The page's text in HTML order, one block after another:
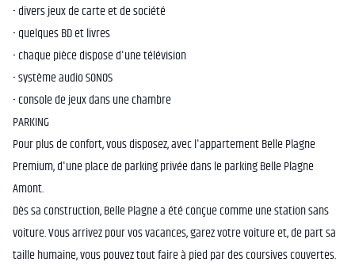
- divers jeux de carte et de société
- quelques BD et livres
- chaque pièce dispose d'une télévision
- système audio SONOS
- console de jeux dans une chambre
PARKING
Pour plus de confort, vous disposez, avec l'appartement Belle Plagne
Premium, d'une place de parking privée dans le parking Belle Plagne
Amont.
Dès sa construction, Belle Plagne a été conçue comme une station sans
voiture. Vous arrivez pour vos vacances, garez votre voiture et, de part sa
taille humaine, vous pouvez tout faire à pied par des coursives couvertes.